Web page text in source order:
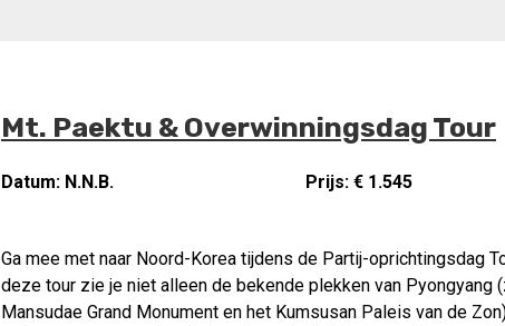
Mt. Paektu & Overwinningsdag Tour
Datum: N.N.B. Prijs: € 1.545
Ga mee met naar Noord-Korea tijdens de Partij-oprichtingsdag
deze tour zie je niet alleen de bekende plekken van Pyongyang
Mansudae Grand Monument en het Kumsusan Paleis van de